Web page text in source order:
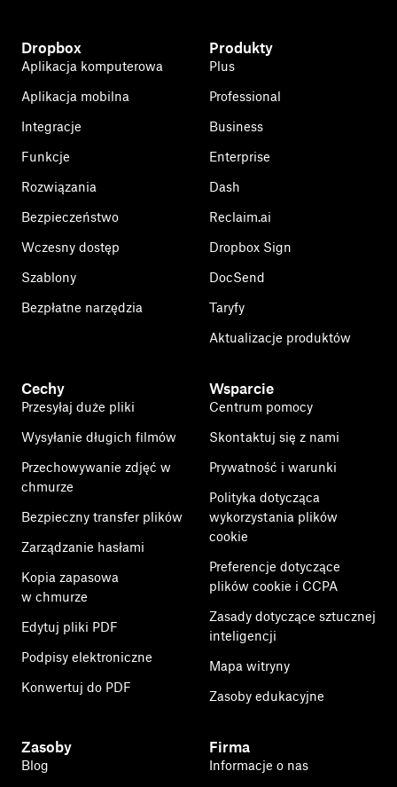
Dropbox
Aplikacja komputerowa
Aplikacja mobilna
Integracje
Funkcje
Rozwiązania
Bezpieczeństwo
Wczesny dostęp
Szablony
Bezpłatne narzędzia
Produkty
Plus
Professional
Business
Enterprise
Dash
Reclaim.ai
Dropbox Sign
DocSend
Taryfy
Aktualizacje produktów
Cechy
Przesyłaj duże pliki
Wysyłanie długich filmów
Przechowywanie zdjęć w
chmurze
Bezpieczny transfer plików
Zarządzanie hasłami
Kopia zapasowa
w chmurze
Edytuj pliki PDF
Podpisy elektroniczne
Konwertuj do PDF
Wsparcie
Centrum pomocy
Skontaktuj się z nami
Prywatność i warunki
Polityka dotycząca
wykorzystania plików
cookie
Preferencje dotyczące
plików cookie i CCPA
Zasady dotyczące sztucznej
inteligencji
Mapa witryny
Zasoby edukacyjne
Zasoby
Blog
Firma
Informacje o nas